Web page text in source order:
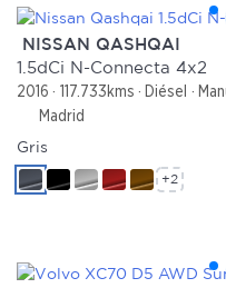
NISSAN QASHQAI
1.5dCi N-Connecta 4x2
2016 117.733kms Diésel
Madrid
Gris
+2